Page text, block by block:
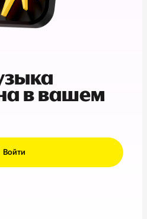
в вашем
Войти